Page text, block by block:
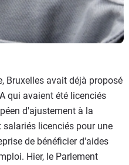
Bruxelles avait déjà proposé
qui avaient été licenciés
d'ajustement à la
licenciés pour une
de bénéficier d'aides
Hier, le Parlement